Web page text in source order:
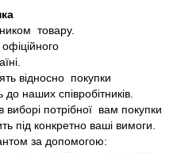
товару.
відносно покупки
наших співробітників.
потрібної вам покупки
під конкретно ваші вимоги.
за допомогою: